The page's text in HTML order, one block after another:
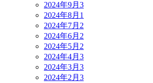
2024年9月 3
2024年8月 1
2024年7月 2
2024年6月 2
2024年5月 2
2024年4月 3
2024年3月 3
2024年2月 3